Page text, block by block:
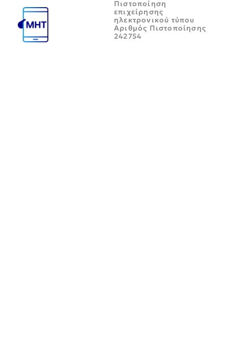
Πιστοποίηση
επιχείρησης
ηλεκτρονικού τύπου
Αριθμός Πιστοποίησης
242754